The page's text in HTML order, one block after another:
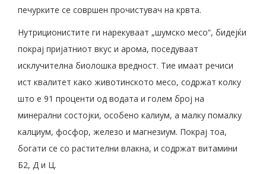
печурките се совршен прочистувач на крвта.
Нутриционистите ги нарекуваат „шумско месо“, бидејќи
покрај пријатниот вкус и арома, поседуваат
исклучителна биолошка вредност. Тие имаат речиси
ист квалитет како животинското месо, содржат колку
што е 91 проценти од водата и голем број на
минерални состојки, особено калиум, а малку помалку
калциум, фосфор, железо и магнезиум. Покрај тоа,
богати се со растителни влакна, и содржат витамини
Б2, Д и Ц.